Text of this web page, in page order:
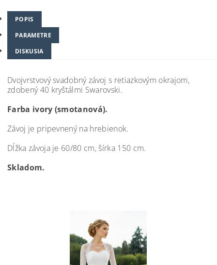
POPIS
PARAMETRE
DISKUSIA
Dvojvrstvový svadobný závoj s retiazkovým okrajom,
zdobený 40 kryštálmi Swarovski.
Farba ivory (smotanová).
Závoj je pripevnený na hrebienok.
Dĺžka závoja je 60/80 cm, šírka 150 cm.
Skladom.